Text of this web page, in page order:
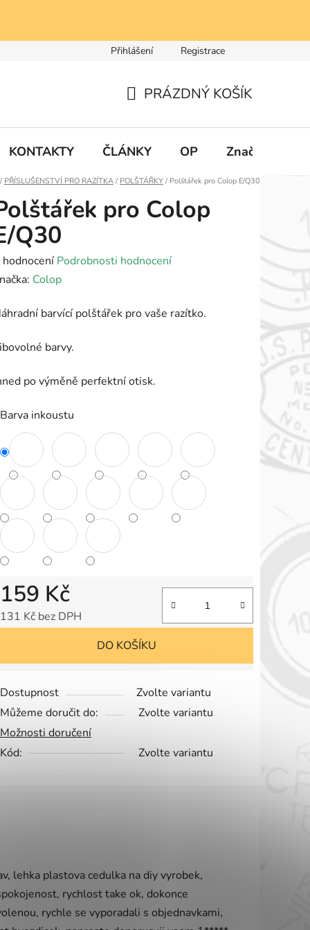
Přihlášení Registrace
KOŠÍK
PRÁZDNÝ KOŠÍK
KONTAKTY ČLÁNKY OP Značky
Domů
/ PŘÍSLUŠENSTVÍ PRO RAZÍTKA / POLŠTÁŘKY / Polštářek pro Colop E/Q30
pro Colop
Q30
hvězdiček.
hodnocení Podrobnosti hodnocení
Colop
barvící polštářek pro vaše razítko.
barvy.
po výměně perfektní otisk.
Barva inkoustu
159 Kč
131 Kč bez DPH
DO KOŠÍKU
Dostupnost
Zvolte variantu
Můžeme doručit do:
Zvolte variantu
Možnosti doručení
Kód:
Zvolte variantu
lehka plastova cedulka na diy vyrobek,
rychlost take ok, dokonce
rychle se vyporadali s objednavkami,